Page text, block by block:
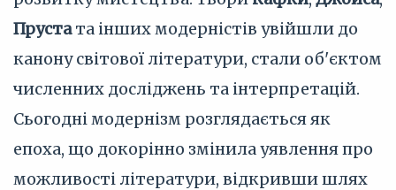
Прустата інших модерністів увійшли до
канону світової літератури, стали об'єктом
численних досліджень та інтерпретацій.
Сьогодні модернізм розглядається як
епоха, що докорінно змінила уявлення про
можливості літератури, відкривши шлях